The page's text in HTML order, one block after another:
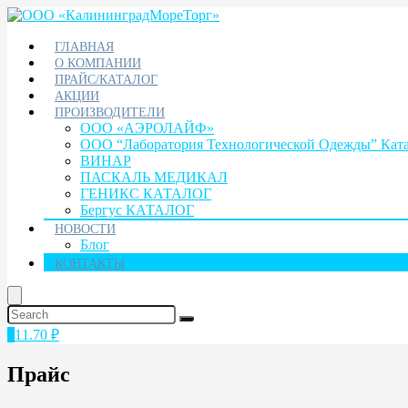
ГЛАВНАЯ
О КОМПАНИИ
ПРАЙС/КАТАЛОГ
АКЦИИ
ПРОИЗВОДИТЕЛИ
ООО «АЭРОЛАЙФ»
ООО “Лаборатория Технологической Одежды”
ВИНАР
ПАСКАЛЬ МЕДИКАЛ
ГЕНИКС КАТАЛОГ
Бергус КАТАЛОГ
НОВОСТИ
Блог
КОНТАКТЫ
11.70 ₽
Прайс